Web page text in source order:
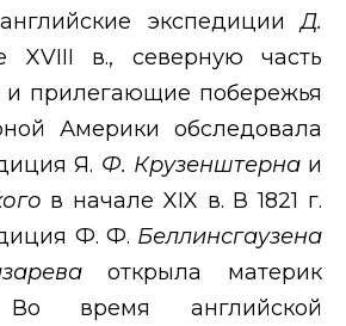
экспедицииД.
XVIII в., северную часть
и прилегающие побережья
Америки обследовала
Я. Ф. Крузенштерна и
в начале XIX в. В 1821 г.
Ф. Ф. Беллинсгаузена
открыла материк
Во время английской